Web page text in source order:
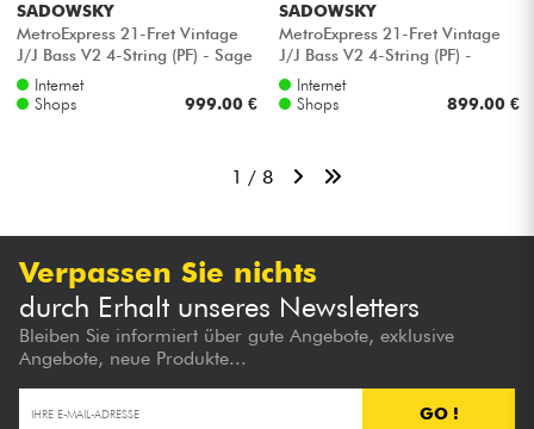
SADOWSKY
MetroExpress 21-Fret Vintage
J/J Bass V2 4-String (PF) - Sage
green metallic
Internet
Shops
999.00 €
SADOWSKY
MetroExpress 21-Fret Vintage
J/J Bass V2 4-String (PF) -
Candy apple red metallic
Internet
Shops
899.00 €
1 / 8
Verpassen Sie nichts
durch Erhalt unseres Newsletters
Bleiben Sie informiert über gute Angebote, exklusive
Angebote, neue Produkte...
GO !